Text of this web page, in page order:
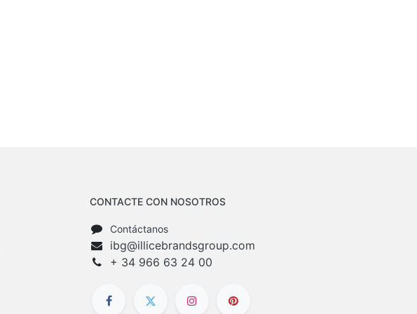
CONTACTE CON NOSOTROS
Contáctanos
ibg@illicebrandsgroup.com
+ 34 966 63 24 00